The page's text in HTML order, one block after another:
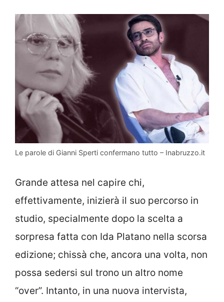
Le parole di Gianni Sperti confermano tutto – Inabruzzo.it
Grande attesa nel capire chi,
effettivamente, inizierà il suo percorso in
studio, specialmente dopo la scelta a
sorpresa fatta con Ida Platano nella scorsa
edizione; chissà che, ancora una volta, non
possa sedersi sul trono un altro nome
“over”. Intanto, in una nuova intervista,